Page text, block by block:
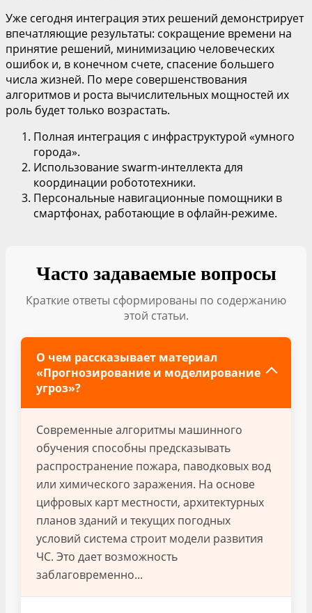
Уже сегодня интеграция этих решений демонстрирует
впечатляющие результаты: сокращение времени на
принятие решений, минимизацию человеческих
ошибок и, в конечном счете, спасение большего
числа жизней. По мере совершенствования
алгоритмов и роста вычислительных мощностей их
роль будет только возрастать.
Полная интеграция с инфраструктурой «умного
города».
Использование swarm-интеллекта для
координации робототехники.
Персональные навигационные помощники в
смартфонах, работающие в офлайн-режиме.
Часто задаваемые вопросы
Краткие ответы сформированы по содержанию
этой статьи.
О чем рассказывает материал
«Прогнозирование и моделирование
угроз»?
Современные алгоритмы машинного
обучения способны предсказывать
распространение пожара, паводковых вод
или химического заражения. На основе
цифровых карт местности, архитектурных
планов зданий и текущих погодных
условий система строит модели развития
ЧС. Это дает возможность
заблаговременно...